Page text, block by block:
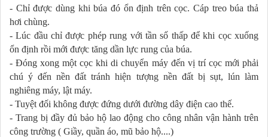
- Chỉ đ­ược dùng khi búa đó ổn định trên cọc. Cáp treo búa thả
hơi chùng.
- Lúc đầu chỉ đ­ược phép rung với tần số thấp để khi cọc xuống
ổn định rồi mới được tăng dần lực rung của búa.
- Đóng xong một cọc khi di chuyển máy đến vị trí cọc mới phải
chú ý đến nền đất tránh hiện t­ượng nền đất bị sụt, lún làm
nghiêng máy, lật máy.
- Tuyệt đối không đư­ợc đứng d­ưới đ­ường dây điện cao thế.
- Trang bị đầy đủ bảo hộ lao động cho công nhân vận hành trên
công tr­ường ( Giầy, quần áo, mũ bảo hộ....)